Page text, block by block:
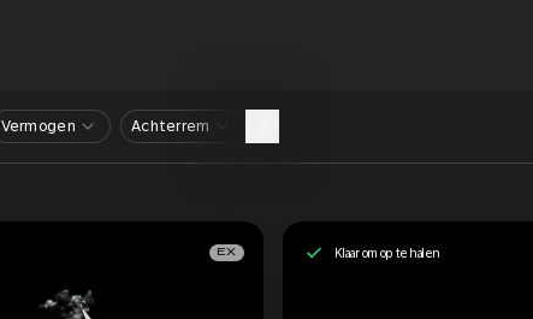
Vermogen Achterrem
EX Klaar om op te halen